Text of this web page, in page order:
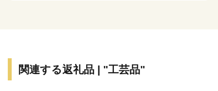
いうタイトルで申請したストーリーが、文化庁より日本
関連する返礼品 | "工芸品"